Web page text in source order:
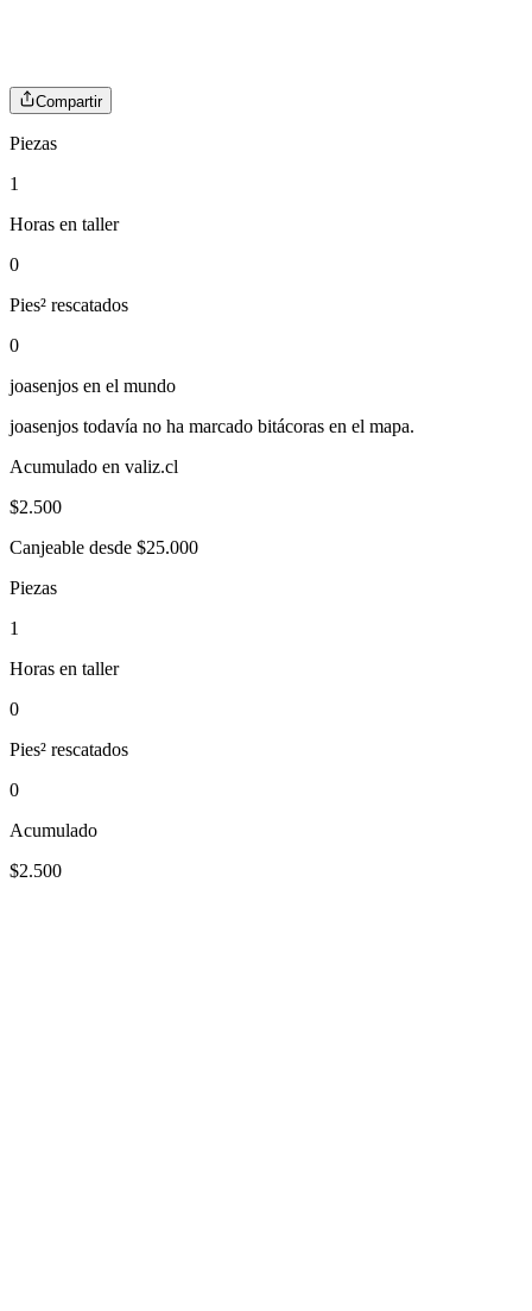
Compartir
Piezas
1
Horas en taller
0
Pies² rescatados
0
joasenjos en el mundo
joasenjos todavía no ha marcado bitácoras en el mapa.
Acumulado en valiz.cl
$2.500
Canjeable desde $25.000
Piezas
1
Horas en taller
0
Pies² rescatados
0
Acumulado
$2.500